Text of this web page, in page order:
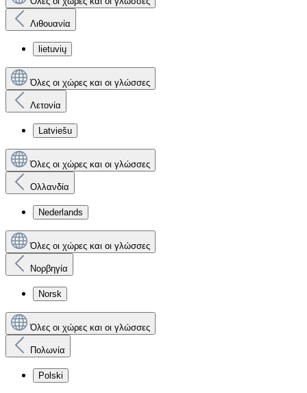
Λιθουανία
lietuvių
Όλες οι χώρες και οι γλώσσες
Λετονία
Latviešu
Όλες οι χώρες και οι γλώσσες
Ολλανδία
Nederlands
Όλες οι χώρες και οι γλώσσες
Νορβηγία
Norsk
Όλες οι χώρες και οι γλώσσες
Πολωνία
Polski